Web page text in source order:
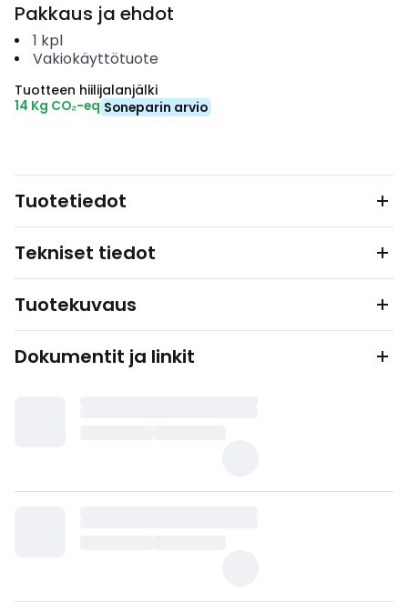
Pakkaus ja ehdot
1 kpl
Vakiokäyttötuote
Tuotteen hiilijalanjälki
14 Kg CO₂-eq Soneparin arvio
Tuotetiedot
Tekniset tiedot
Tuotekuvaus
Dokumentit ja linkit